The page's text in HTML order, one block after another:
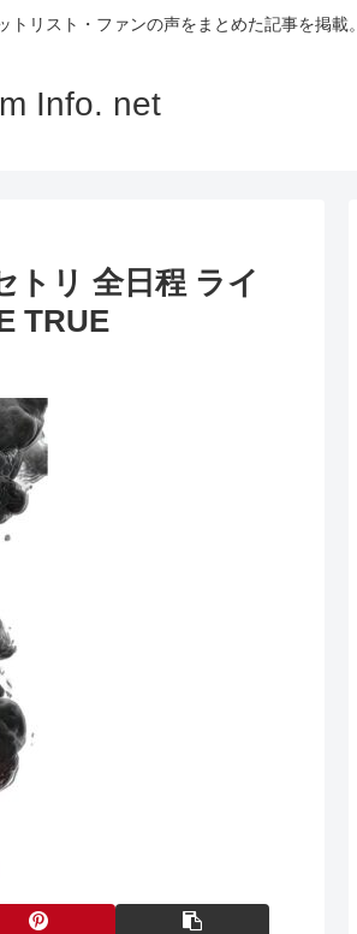
リスト・ファンの声をまとめた記事を掲載。
Info. net
トリ 全日程 ライ
TRUE